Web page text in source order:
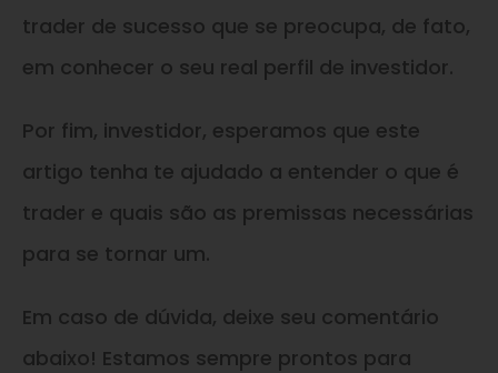
trader de sucesso que se preocupa, de fato,
em conhecer o seu real perfil de investidor.
Por fim, investidor, esperamos que este
artigo tenha te ajudado a entender o que é
trader e quais são as premissas necessárias
para se tornar um.
Em caso de dúvida, deixe seu comentário
abaixo! Estamos sempre prontos para